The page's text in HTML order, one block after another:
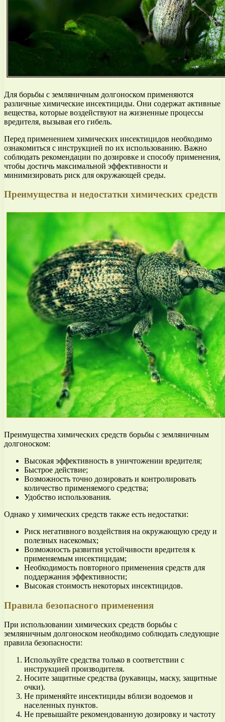
Для борьбы с земляничным долгоноском применяются
различные химические инсектициды. Они содержат активные
вещества, которые воздействуют на жизненные процессы
вредителя, вызывая его гибель.
Перед применением химических инсектицидов необходимо
ознакомиться с инструкцией по их использованию. Важно
соблюдать рекомендации по дозировке и способу применения,
чтобы достичь максимальной эффективности и
минимизировать риск для окружающей среды.
Преимущества и недостатки химических средств
Преимущества химических средств борьбы с земляничным
долгоноском:
Высокая эффективность в уничтожении вредителя;
Быстрое действие;
Возможность точно дозировать и контролировать
количество применяемого средства;
Удобство использования.
Однако у химических средств также есть недостатки:
Риск негативного воздействия на окружающую среду и
полезных насекомых;
Возможность развития устойчивости вредителя к
применяемым инсектицидам;
Необходимость повторного применения средств для
поддержания эффективности;
Высокая стоимость некоторых инсектицидов.
Правила безопасного применения
При использовании химических средств борьбы с
земляничным долгоноском необходимо соблюдать следующие
правила безопасности:
Используйте средства только в соответствии с
инструкцией производителя.
Носите защитные средства (рукавицы, маску, защитные
очки).
Не применяйте инсектициды вблизи водоемов и
населенных пунктов.
Не превышайте рекомендованную дозировку и частоту